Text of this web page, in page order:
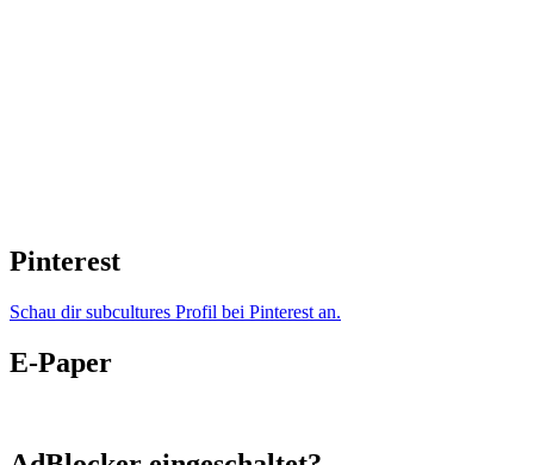
Pinterest
Schau dir subcultures Profil bei Pinterest an.
E-Paper